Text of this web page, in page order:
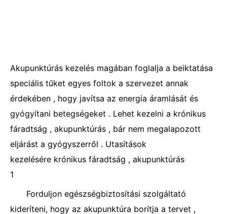
Akupunktúrás kezelés magában foglalja a beiktatása
speciális tűket egyes foltok a szervezet annak
érdekében , hogy javítsa az energia áramlását és
gyógyítani betegségeket . Lehet kezelni a krónikus
fáradtság , akupunktúrás , bár nem megalapozott
eljárást a gyógyszerről . Utasítások
kezelésére krónikus fáradtság , akupunktúrás
1
Forduljon egészségbiztosítási szolgáltató
kideríteni, hogy az akupunktúra borítja a tervet ,